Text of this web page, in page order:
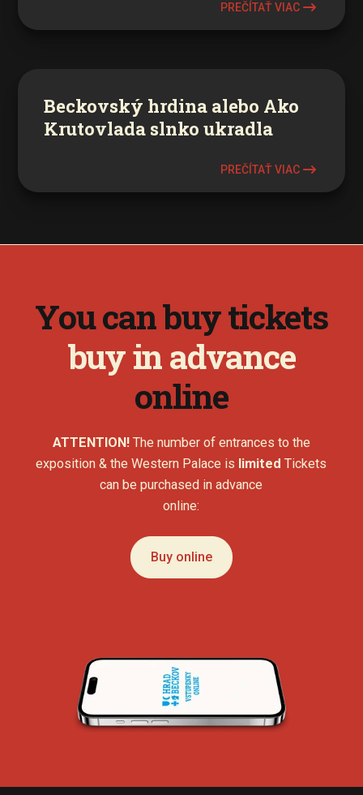
PREČÍTAŤ VIAC
Beckovský hrdina alebo Ako
Krutovlada slnko ukradla
PREČÍTAŤ VIAC
You can buy tickets
buy in advance
online
ATTENTION! The number of entrances to the
exposition & the Western Palace is limited Tickets
can be purchased in advance
online:
Buy online